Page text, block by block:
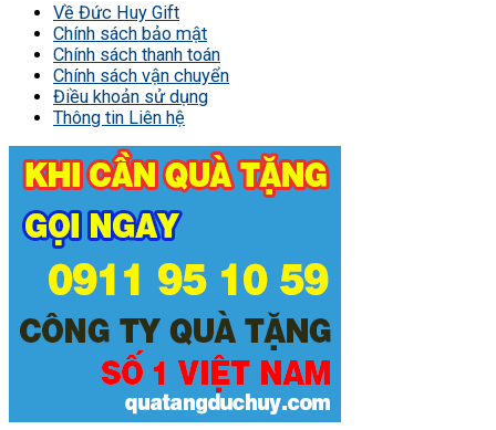
Về Đức Huy Gift
Chính sách bảo mật
Chính sách thanh toán
Chính sách vận chuyển
Điều khoản sử dụng
Thông tin Liên hệ